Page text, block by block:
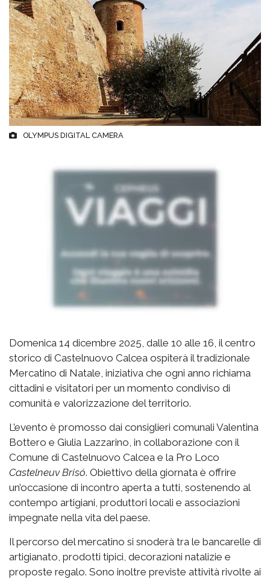
OLYMPUS DIGITAL CAMERA
Domenica 14 dicembre 2025, dalle 10 alle 16, il centro
storico di Castelnuovo Calcea ospiterà il tradizionale
Mercatino di Natale, iniziativa che ogni anno richiama
cittadini e visitatori per un momento condiviso di
comunità e valorizzazione del territorio.
L’evento è promosso dai consiglieri comunali Valentina
Bottero e Giulia Lazzarino, in collaborazione con il
Comune di Castelnuovo Calcea e la Pro Loco
Castelneuv Brisó. Obiettivo della giornata è offrire
un’occasione di incontro aperta a tutti, sostenendo al
contempo artigiani, produttori locali e associazioni
impegnate nella vita del paese.
Il percorso del mercatino si snoderà tra le bancarelle di
artigianato, prodotti tipici, decorazioni natalizie e
proposte regalo. Sono inoltre previste attività rivolte ai